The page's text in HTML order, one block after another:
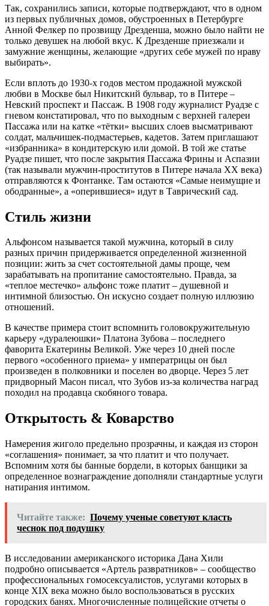
Так, сохранились записи, которые подтверждают, что в одном
из первых публичных домов, обустроенных в Петербурге
Анной Фелкер по прозвищу Дрезденша, можно было найти не
только девушек на любой вкус. К Дрезденше приезжали и
замужние женщины, желающие «других себе мужей по нраву
выбирать».
Если вплоть до 1930-х годов местом продажной мужской
любви в Москве был Никитский бульвар, то в Питере –
Невский проспект и Пассаж. В 1908 году журналист Руадзе с
гневом констатировал, что по выходным с верхней галереи
Пассажа или на катке «тётки» высших слоев высматривают
солдат, мальчишек-подмастерьев, кадетов. Затем приглашают
«избранника» в кондитерскую или домой. В той же статье
Руадзе пишет, что после закрытия Пассажа Фрины и Аспазии
(так называли мужчин-проститутов в Питере начала XX века)
отправляются к Фонтанке. Там остаются «Самые неимущие и
ободранные», а «оперившиеся» идут в Таврический сад.
Стиль жизни
Альфонсом называется такой мужчина, который в силу
разных причин придерживается определенной жизненной
позиции: жить за счет состоятельной дамы проще, чем
зарабатывать на пропитание самостоятельно. Правда, за
«теплое местечко» альфонс тоже платит – душевной и
интимной близостью. Он искусно создает полную иллюзию
отношений.
В качестве примера стоит вспомнить головокружительную
карьеру «дуралеюшки» Платона Зубова – последнего
фаворита Екатерины Великой. Уже через 10 дней после
первого «особенного приема» у императрицы он был
произведен в полковники и поселен во дворце. Через 5 лет
придворный Масон писал, что Зубов из-за количества наград
походил на продавца скобяного товара.
Открытость & Коварство
Намерения жиголо предельно прозрачны, и каждая из сторон
«соглашения» понимает, за что платит и что получает.
Вспомним хотя бы банные бордели, в которых банщики за
определенное вознаграждение дополняли стандартные услуги
натирания интимом.
Читайте также: Почему ученые советуют класть
чеснок под подушку
В исследовании американского историка Дана Хили
подробно описывается «Артель развратников» – сообщество
профессиональных гомосексуалистов, услугами которых в
конце XIX века можно было воспользоваться в русских
городских банях. Многочисленные полицейские отчеты о